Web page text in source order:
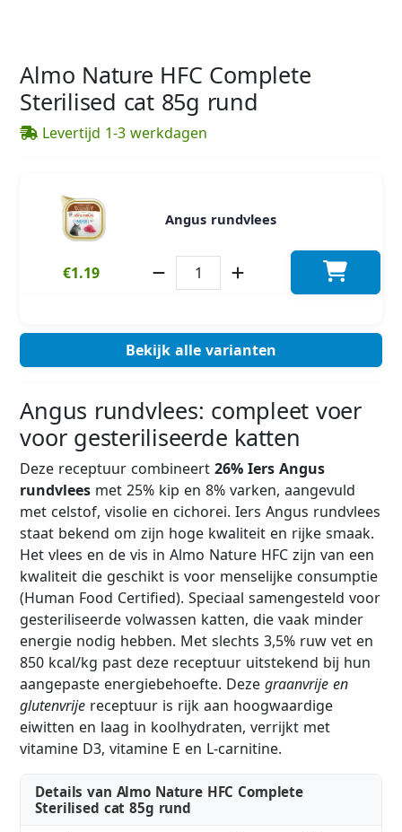
Almo Nature HFC Complete
Sterilised cat 85g rund
Levertijd 1-3 werkdagen
Angus rundvlees
€1.19
Bekijk alle varianten
Angus rundvlees: compleet voer
voor gesteriliseerde katten
Deze receptuur combineert26% Iers Angus
rundvlees met 25% kip en 8% varken, aangevuld
met celstof, visolie en cichorei. Iers Angus rundvlees
staat bekend om zijn hoge kwaliteit en rijke smaak.
Het vlees en de vis in Almo Nature HFC zijn van een
kwaliteit die geschikt is voor menselijke consumptie
(Human Food Certified). Speciaal samengesteld voor
gesteriliseerde volwassen katten, die vaak minder
energie nodig hebben. Met slechts 3,5% ruw vet en
850 kcal/kg past deze receptuur uitstekend bij hun
aangepaste energiebehoefte. Dezegraanvrije en
glutenvrije receptuur is rijk aan hoogwaardige
eiwitten en laag in koolhydraten, verrijkt met
vitamine D3, vitamine E en L-carnitine.
Details van Almo Nature HFC Complete
Sterilised cat 85g rund